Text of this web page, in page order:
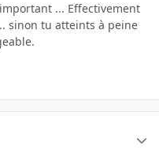
... Effectivement
sinon tu atteints à peine